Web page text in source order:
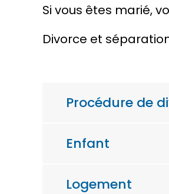
Si vous êtes marié,
Divorce et
Procédure de
Enfant
Logement